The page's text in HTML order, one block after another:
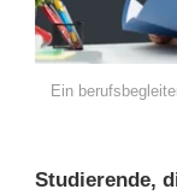
Ein
Studierende,